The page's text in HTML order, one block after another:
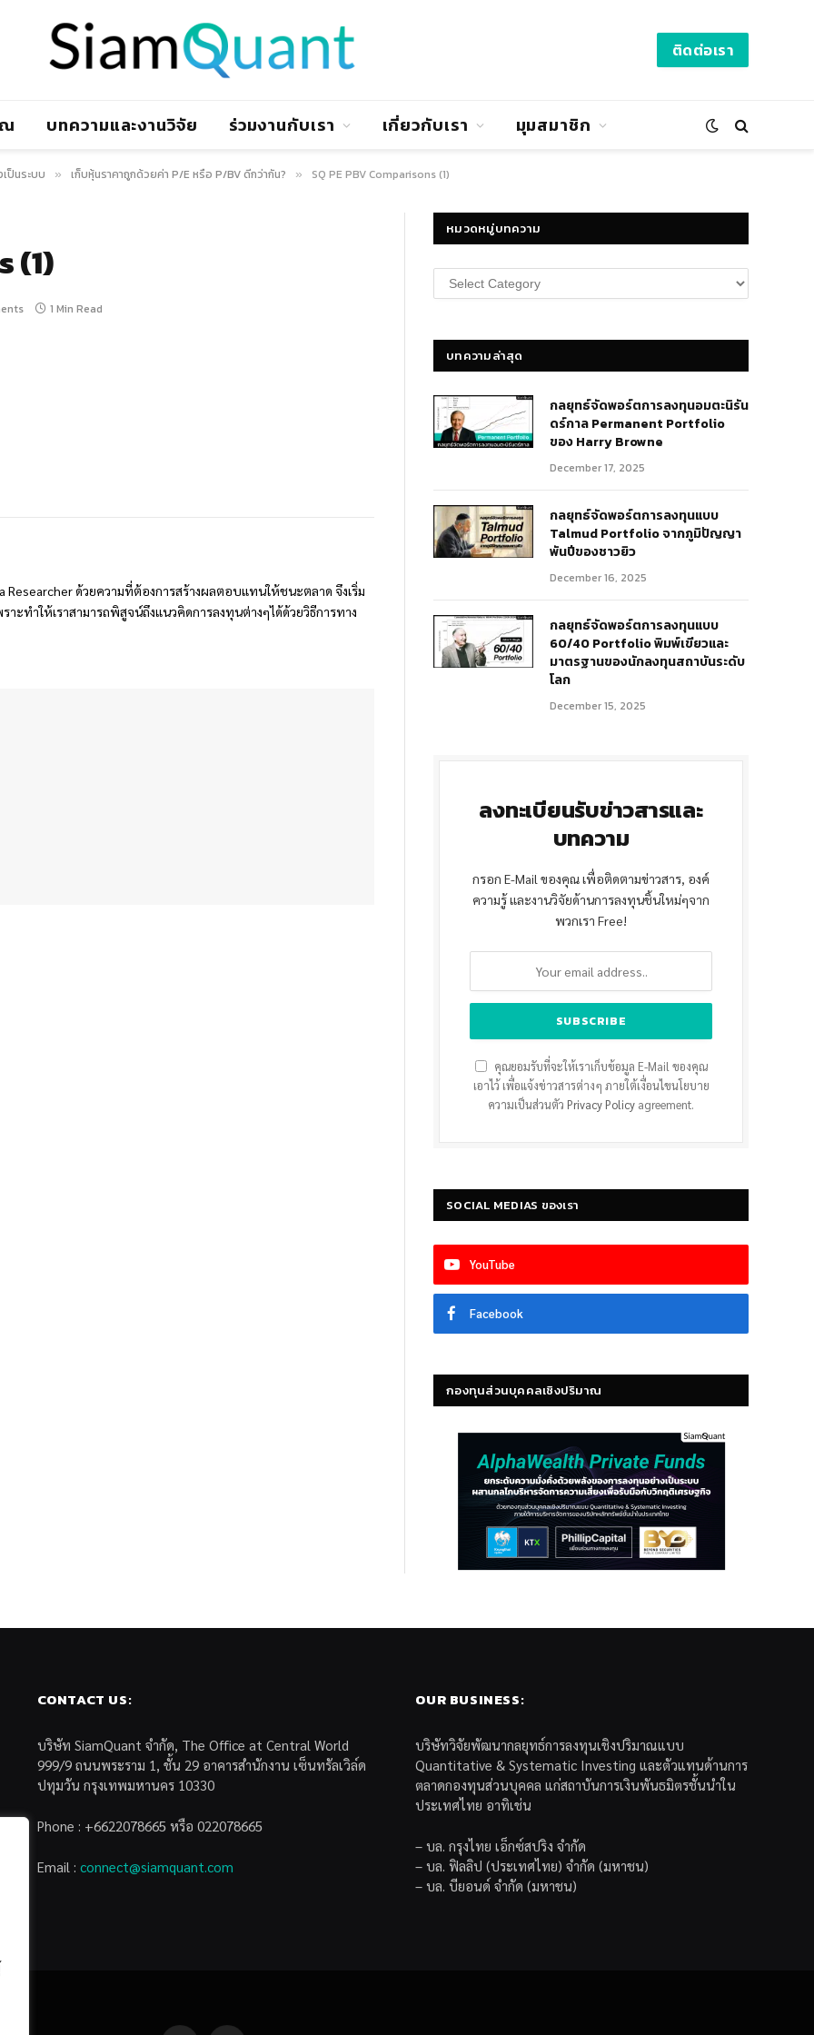
ติดต่อเรา
บทความและงานวิจัย ร่วมงานกับเรา เกี่ยวกับเรา มุมสมาชิก
ป็นระบบ » เก็บหุ้นราคาถูกด้วยค่า P/E หรือ P/BV ดีกว่ากัน? » SQ PE PBV Comparisons (1)
(1)
1 Min Read
Researcher ด้วยความที่ต้องการสร้างผลตอบแทนให้ชนะตลาด จึงเริ่ม
ะทำให้เราสามารถพิสูจน์ถึงแนวคิดการลงทุนต่างๆได้ด้วยวิธีการทาง
หมวดหมู่บทความ
หมวด
หมู่
บทความล่าสุด
กลยุทธ์​จัดพอร์ตการลงทุนอมตะนิรัน
ดร์กาล Permanent Portfolio
ของ Harry Browne
December 17, 2025
กลยุทธ์จัดพอร์ตการลงทุนแบบ
Talmud Portfolio จากภูมิปัญญา
พันปีของชาวยิว
December 16, 2025
กลยุทธ์จัดพอร์ตการลงทุนแบบ
60/40 Portfolio พิมพ์เขียวและ
มาตรฐานของนักลงทุนสถาบันระดับ
โลก
December 15, 2025
ลงทะเบียนรับข่าวสารและ
บทความ
กรอก E-Mail ของคุณ เพื่อติดตามข่าวสาร, องค์
ความรู้ และงานวิจัยด้านการลงทุนชิ้นใหม่ๆจาก
พวกเรา Free!
คุณยอมรับที่จะให้เราเก็บข้อมูล E-Mail ของคุณ
เอาไว้ เพื่อแจ้งข่าวสารต่างๆ ภายใต้เงื่อนไขนโยบาย
ความเป็นส่วนตัว Privacy Policy agreement.
SOCIAL MEDIAS ของเรา
YouTube
Facebook
กองทุนส่วนบุคคลเชิงปริมาณ
CONTACT US:
บริษัท SiamQuant จำกัด, The Office at Central World
999/9 ถนนพระราม 1, ชั้น 29 อาคารสำนักงาน เซ็นทรัลเวิล์ด
ปทุมวัน กรุงเทพมหานคร 10330
Phone : +6622078665 หรือ 022078665
Email : connect@siamquant.com
OUR BUSINESS:
บริษัทวิจัยพัฒนากลยุทธ์การลงทุนเชิงปริมาณแบบ
Quantitative & Systematic Investing และตัวแทนด้านการ
ตลาดกองทุนส่วนบุคคล แก่สถาบันการเงินพันธมิตรชั้นนำใน
ประเทศไทย อาทิเช่น
– บล. กรุงไทย เอ็กซ์สปริง จำกัด
– บล. ฟิลลิป (ประเทศไทย) จำกัด (มหาชน)
– บล. บียอนด์ จำกัด (มหาชน)